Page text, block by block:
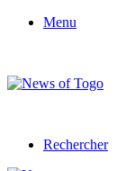
Menu
Rechercher